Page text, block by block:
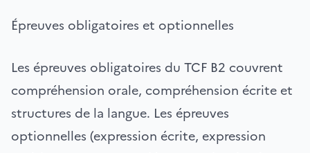
Épreuves obligatoires et optionnelles
Les épreuves obligatoires du TCF B2 couvrent
compréhension orale, compréhension écrite et
structures de la langue. Les épreuves
optionnelles (expression écrite, expression